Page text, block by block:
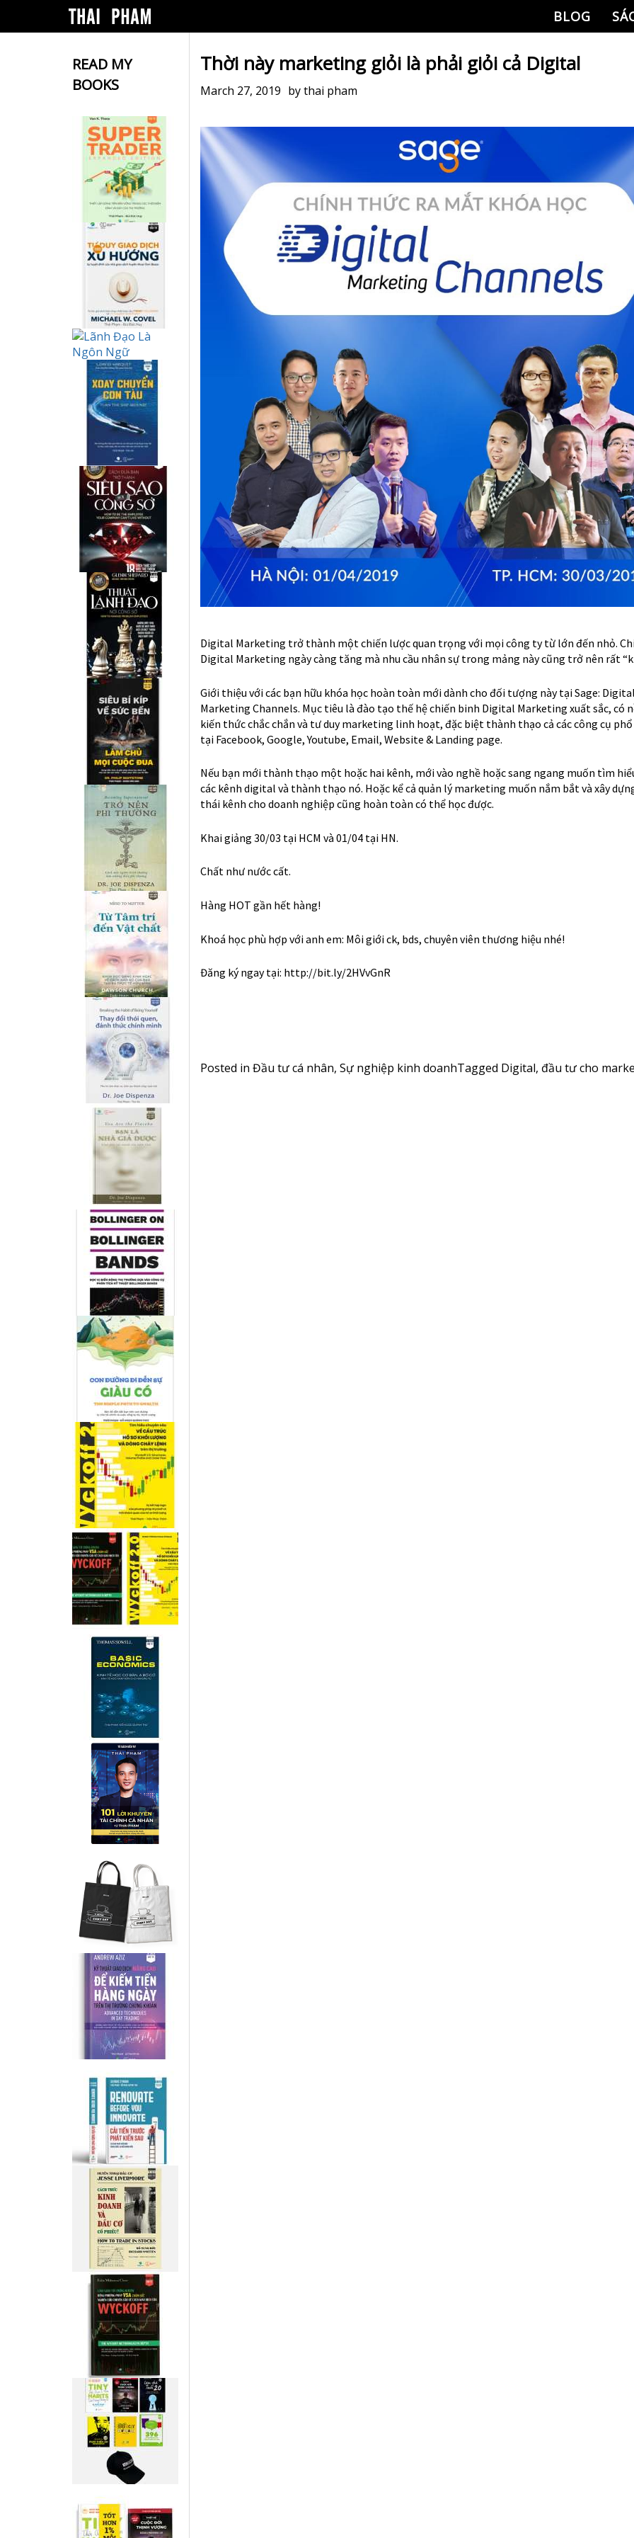
BLOG
READ MY
BOOKS
Thời này marketing giỏi là phải giỏi cả Digital
March 27, 2019 bythai pham
Digital Marketing trở thành một chiến lược quan trọng với mọi công ty từ lớn đến nhỏ.
Digital Marketing ngày càng tăng mà nhu cầu nhân sự trong mảng này cũng trở nên rất
Giới thiệu với các bạn hữu khóa học hoàn toàn mới dành cho đối tượng này tại Sage:
Marketing Channels. Mục tiêu là đào tạo thế hệ chiến binh Digital Marketing xuất sắc, có
kiến thức chắc chắn và tư duy marketing linh hoạt, đặc biệt thành thạo cả các công cụ
tại Facebook, Google, Youtube, Email, Website & Landing page.
Nếu bạn mới thành thạo một hoặc hai kênh, mới vào nghề hoặc sang ngang muốn tìm
các kênh digital và thành thạo nó. Hoặc kể cả quản lý marketing muốn nắm bắt và xây
thái kênh cho doanh nghiệp cũng hoàn toàn có thể học được.
Khai giảng 30/03 tại HCM và 01/04 tại HN.
Chất như nước cất.
Hàng HOT gần hết hàng!
Khoá học phù hợp với anh em: Môi giới ck, bds, chuyên viên thương hiệu nhé!
Đăng ký ngay tại: http://bit.ly/2HVvGnR
Posted in Đầu tư cá nhân, Sự nghiệp kinh doanhTagged Digital, đầu tư cho